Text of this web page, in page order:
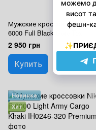
Мужские кроссовки Nike P-
6000 Full Black Gore-Tex
2 950 грн
Купить
Новинка
Хит